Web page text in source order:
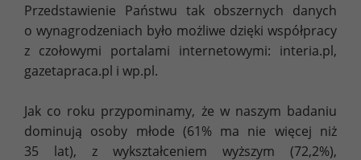
Przedstawienie Państwu tak obszernych danych
o wynagrodzeniach było możliwe dzięki współpracy
z czołowymi portalami internetowymi: interia.pl,
gazetapraca.pl i wp.pl.
Jak co roku przypominamy, że w naszym badaniu
dominują osoby młode (61% ma nie więcej niż
35 lat), z wykształceniem wyższym (72,2%),